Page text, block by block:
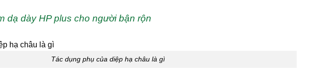
dạ dày HP plus cho người bận rộn
Tác dụng phụ của diệp hạ châu là gì